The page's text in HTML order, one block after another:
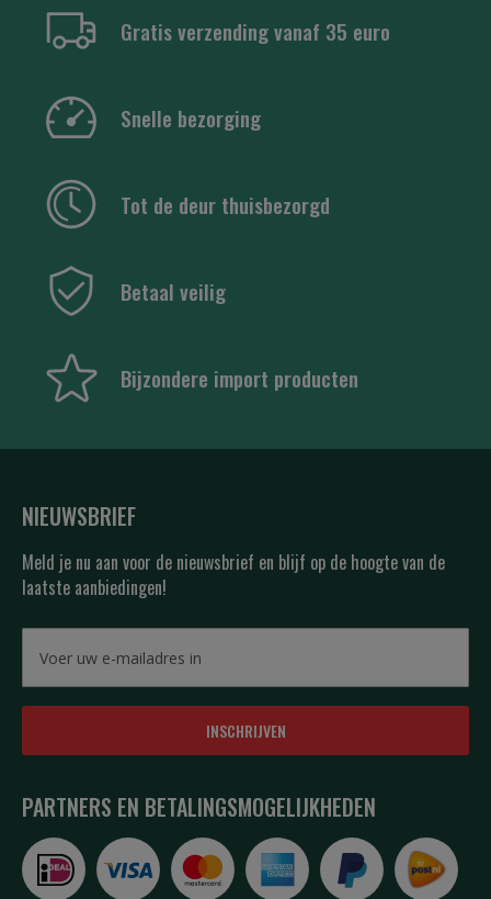
Gratis verzending vanaf 35 euro
Snelle bezorging
Tot de deur thuisbezorgd
Betaal veilig
Bijzondere import producten
NIEUWSBRIEF
Meld je nu aan voor de nieuwsbrief en blijf op de hoogte van de
laatste aanbiedingen!
INSCHRIJVEN
PARTNERS EN BETALINGSMOGELIJKHEDEN